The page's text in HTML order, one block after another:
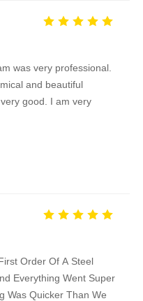
was very professional.
and beautiful
good. I am very